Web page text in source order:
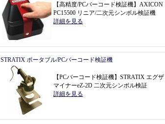
【高精度/PCバーコード検証機】 AXICON
PC15500 リニア/二次元シンボル検証機
詳細を見る
STRATIX ポータブル/PCバーコード検証機
【PCバーコード検証機】 STRATIX エグザ
マイナーeZ-2D 二次元シンボル検証
詳細を見る